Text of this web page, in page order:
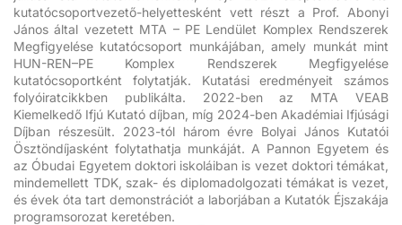
kutatócsoportvezető-helyettesként vett részt a Prof. Abonyi
János által vezetett MTA – PE Lendület Komplex Rendszerek
Megfigyelése kutatócsoport munkájában, amely munkát mint
HUN-REN–PE Komplex Rendszerek Megfigyelése
kutatócsoportként folytatják. Kutatási eredményeit számos
folyóiratcikkben publikálta. 2022-ben az MTA VEAB
Kiemelkedő Ifjú Kutató díjban, míg 2024-ben Akadémiai Ifjúsági
Díjban részesült. 2023-tól három évre Bolyai János Kutatói
Ösztöndíjasként folytathatja munkáját. A Pannon Egyetem és
az Óbudai Egyetem doktori iskoláiban is vezet doktori témákat,
mindemellett TDK, szak- és diplomadolgozati témákat is vezet,
és évek óta tart demonstrációt a laborjában a Kutatók Éjszakája
programsorozat keretében.